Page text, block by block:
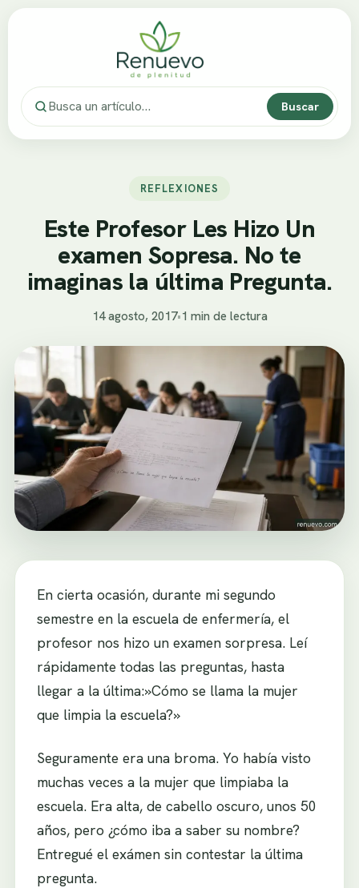
Buscar
REFLEXIONES
Este Profesor Les Hizo Un
examen Sopresa. No te
imaginas la última Pregunta.
14 agosto, 2017•1 min de lectura
En cierta ocasión, durante mi segundo
semestre en la escuela de enfermería, el
profesor nos hizo un examen sorpresa. Leí
rápidamente todas las preguntas, hasta
llegar a la última:»Cómo se llama la mujer
que limpia la escuela?»
Seguramente era una broma. Yo había visto
muchas veces a la mujer que limpiaba la
escuela. Era alta, de cabello oscuro, unos 50
años, pero ¿cómo iba a saber su nombre?
Entregué el exámen sin contestar la última
pregunta.